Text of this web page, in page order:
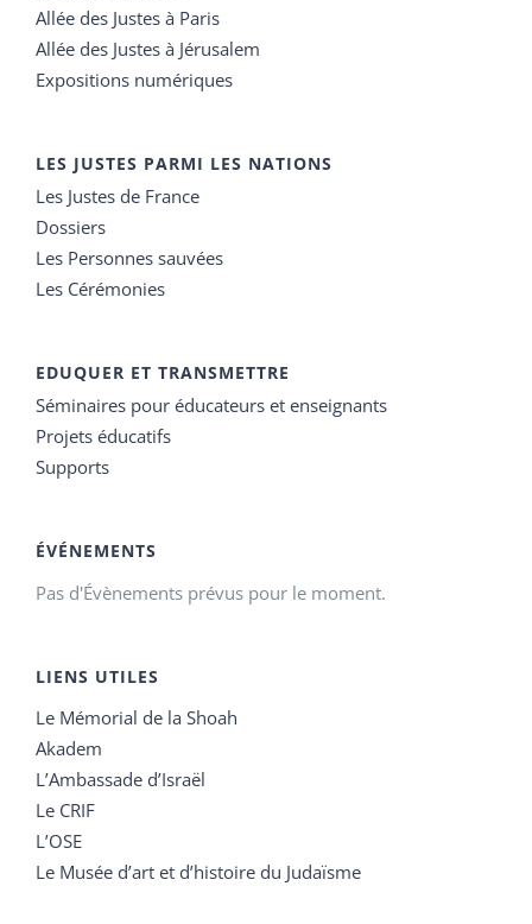
Allée des Justes à Paris
Allée des Justes à Jérusalem
Expositions numériques
LES JUSTES PARMI LES NATIONS
Les Justes de France
Dossiers
Les Personnes sauvées
Les Cérémonies
EDUQUER ET TRANSMETTRE
Séminaires pour éducateurs et enseignants
Projets éducatifs
Supports
ÉVÉNEMENTS
Pas d'Évènements prévus pour le moment.
LIENS UTILES
Le Mémorial de la Shoah
Akadem
L’Ambassade d’Israël
Le CRIF
L’OSE
Le Musée d’art et d’histoire du Judaïsme